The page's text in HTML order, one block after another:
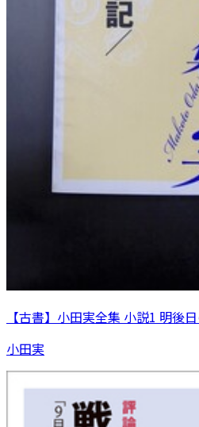
【古書】小田実全集 小説1 明後
小田実